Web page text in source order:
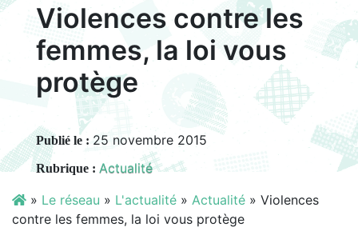
Violences contre les
femmes, la loi vous
protège
Publié le : 25 novembre 2015
Rubrique : Actualité
» Le réseau » L'actualité » Actualité » Violences
contre les femmes, la loi vous protège